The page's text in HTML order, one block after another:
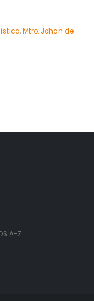
,Mtro. Johan de
A-Z